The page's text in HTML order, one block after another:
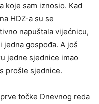
koje sam iznosio. Kad
HDZ-a su se
napuštala vijećnicu,
jedna gospođa. A još
jedne sjednice imao
prošle sjednice.
točke Dnevnog reda